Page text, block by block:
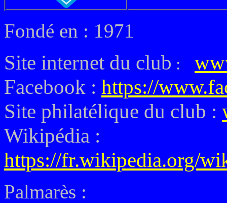
Fondé en : 1971
Site internet du club :
Facebook : https://
Site philatélique du club :
Wikipédia :
https://fr.wikipedia.org/
Palmarès :